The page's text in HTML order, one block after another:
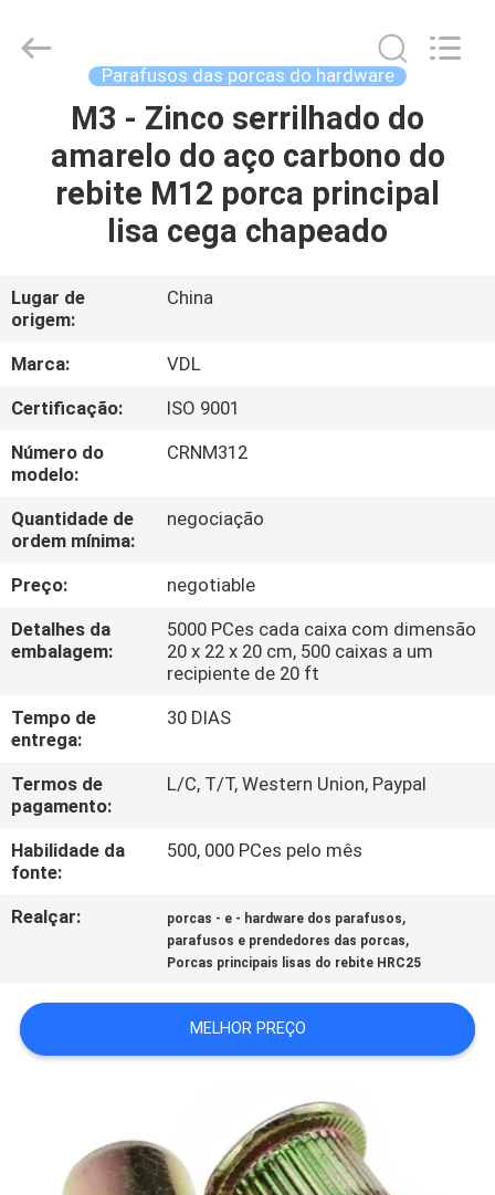
CASA
PRODUTOS
NÓS
EXCURSÃO
DA
FÁBRICA
CONTROLE
DA
QUALIDADE
MAPA
SITE
PRIVACY
POLICY
LTD.
Parafusos das porcas do hardware
M3 - Zinco serrilhado do
amarelo do aço carbono do
rebite M12 porca principal
lisa cega chapeado
Lugar de
origem:
China
Marca:
VDL
Certificação:
ISO 9001
Número do
modelo:
CRNM312
Quantidade de
ordem mínima:
negociação
Preço:
negotiable
Detalhes da
embalagem:
5000 PCes cada caixa com dimensão
20 x 22 x 20 cm, 500 caixas a um
recipiente de 20 ft
Tempo de
entrega:
30 DIAS
Termos de
pagamento:
L/C, T/T, Western Union, Paypal
Habilidade da
fonte:
500, 000 PCes pelo mês
Realçar: porcas - e - hardware dos parafusos,
parafusos e prendedores das porcas,
Porcas principais lisas do rebite HRC25
MELHOR PREÇO